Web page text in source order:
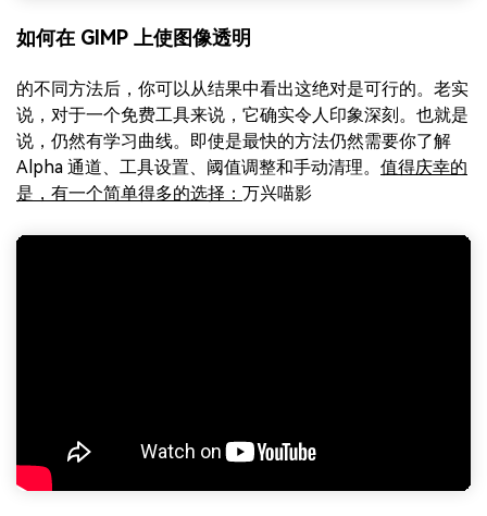
如何在 GIMP 上使图像透明
的不同方法后，你可以从结果中看出这绝对是可行的。老实
说，对于一个免费工具来说，它确实令人印象深刻。也就是
说，仍然有学习曲线。即使是最快的方法仍然需要你了解
Alpha 通道、工具设置、阈值调整和手动清理。 值得庆幸的
是，有一个简单得多的选择： 万兴喵影